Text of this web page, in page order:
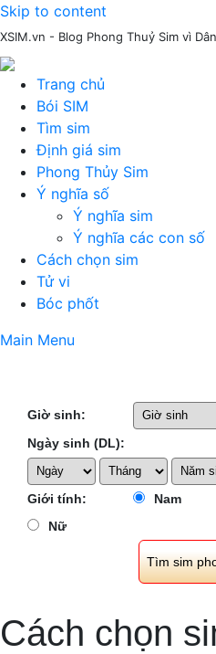
Skip to content
XSIM.vn - Blog Phong Thuỷ Sim vì Dân
Trang chủ
Bói SIM
Tìm sim
Định giá sim
Phong Thủy Sim
Ý nghĩa số
Ý nghĩa sim
Ý nghĩa các con số
Cách chọn sim
Tử vi
Bóc phốt
Main Menu
Giờ sinh:
Ngày sinh (DL):
Giới tính:
Nam
Nữ
Cách chọn